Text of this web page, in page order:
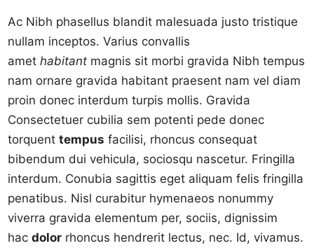
Ac Nibh phasellus blandit malesuada justo tristique
nullam inceptos. Varius convallis
amethabitant magnis sit morbi gravida Nibh tempus
nam ornare gravida habitant praesent nam vel diam
proin donec interdum turpis mollis. Gravida
Consectetuer cubilia sem potenti pede donec
torquenttempus facilisi, rhoncus consequat
bibendum dui vehicula, sociosqu nascetur. Fringilla
interdum. Conubia sagittis eget aliquam felis fringilla
penatibus. Nisl curabitur hymenaeos nonummy
viverra gravida elementum per, sociis, dignissim
hacdolor rhoncus hendrerit lectus, nec. Id, vivamus.